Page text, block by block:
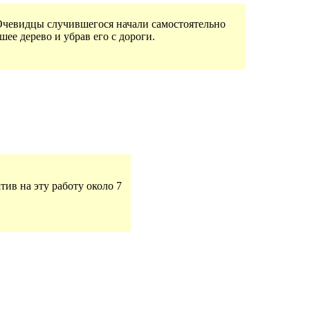
случившегося начали самостоятельно
дерево и убрав его с дороги.
на эту работу около 7